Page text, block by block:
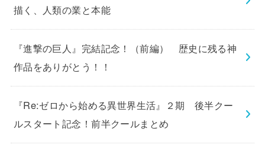
描く、人類の業と本能
『進撃の巨人』完結記念！（前編） 歴史に残る神
作品をありがとう！！
『Re:ゼロから始める異世界生活』２期 後半クー
ルスタート記念！前半クールまとめ